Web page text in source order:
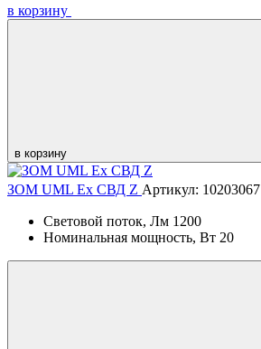
в корзину
в корзину
ЗОМ UML Ex СВД Z Артикул: 10203067
Световой поток, Лм 1200
Номинальная мощность, Вт 20